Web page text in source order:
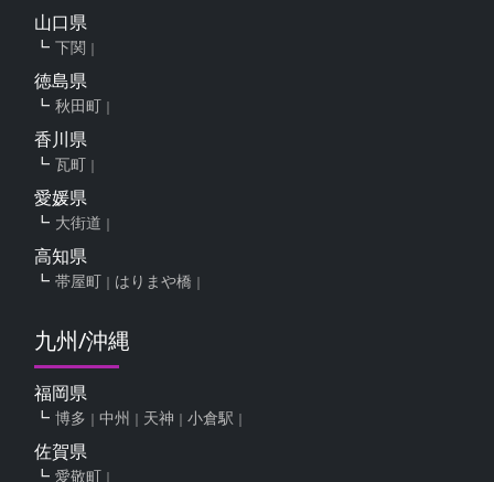
山口県
下関
徳島県
秋田町
香川県
瓦町
愛媛県
大街道
高知県
帯屋町 はりまや橋
九州/沖縄
福岡県
博多 中州 天神 小倉駅
佐賀県
愛敬町